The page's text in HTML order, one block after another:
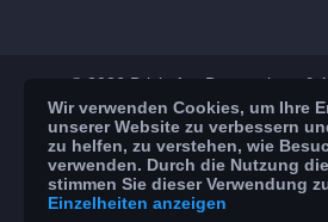
© 2026 Brickoft Datenschutz &
App Store
Wir verwenden Cookies, um Ihre
unserer Website zu verbessern
zu helfen, zu verstehen, wie
verwenden. Durch die Nutzung
stimmen Sie dieser Verwendung
Einzelheiten anzeigen